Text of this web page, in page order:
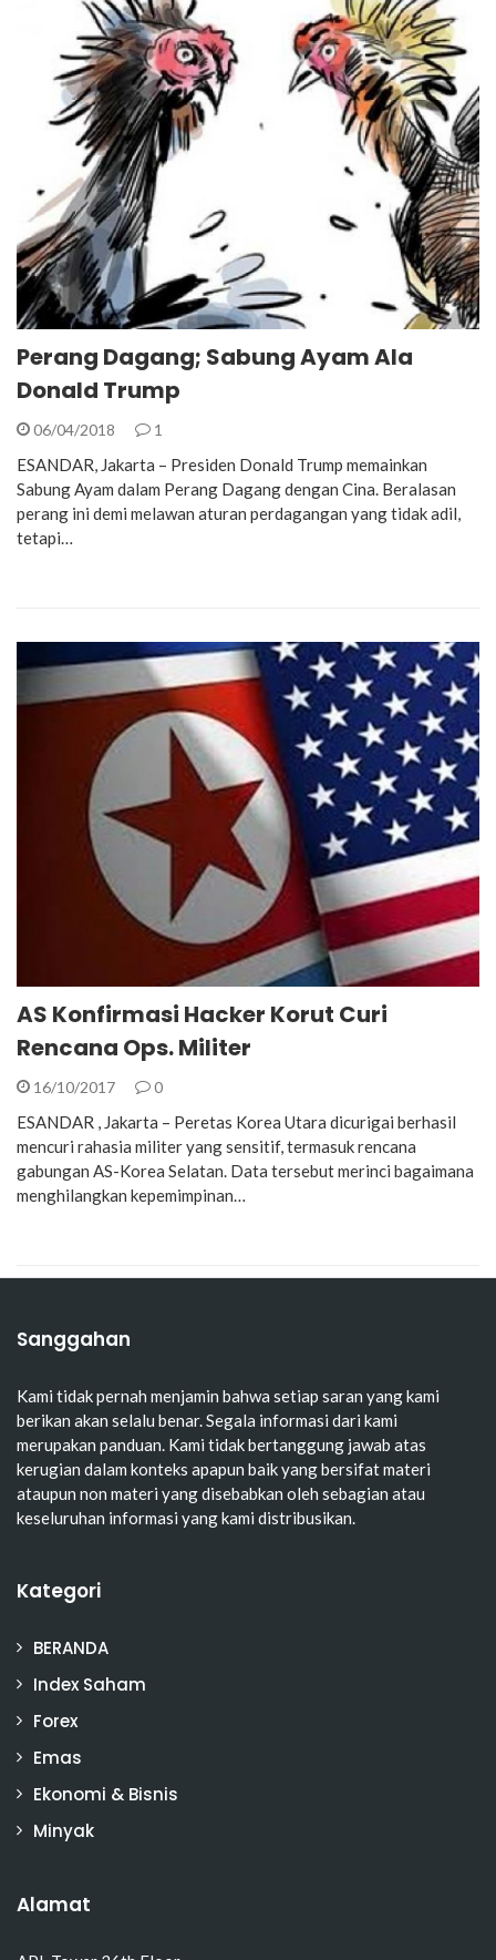
Perang Dagang; Sabung Ayam Ala
Donald Trump
06/04/2018 1
ESANDAR, Jakarta – Presiden Donald Trump memainkan
Sabung Ayam dalam Perang Dagang dengan Cina. Beralasan
perang ini demi melawan aturan perdagangan yang tidak adil,
tetapi…
AS Konfirmasi Hacker Korut Curi
Rencana Ops. Militer
16/10/2017 0
ESANDAR , Jakarta – Peretas Korea Utara dicurigai berhasil
mencuri rahasia militer yang sensitif, termasuk rencana
gabungan AS-Korea Selatan. Data tersebut merinci bagaimana
menghilangkan kepemimpinan…
Sanggahan
Kami tidak pernah menjamin bahwa setiap saran yang kami
berikan akan selalu benar. Segala informasi dari kami
merupakan panduan. Kami tidak bertanggung jawab atas
kerugian dalam konteks apapun baik yang bersifat materi
ataupun non materi yang disebabkan oleh sebagian atau
keseluruhan informasi yang kami distribusikan.
Kategori
BERANDA
Index Saham
Forex
Emas
Ekonomi & Bisnis
Minyak
Alamat